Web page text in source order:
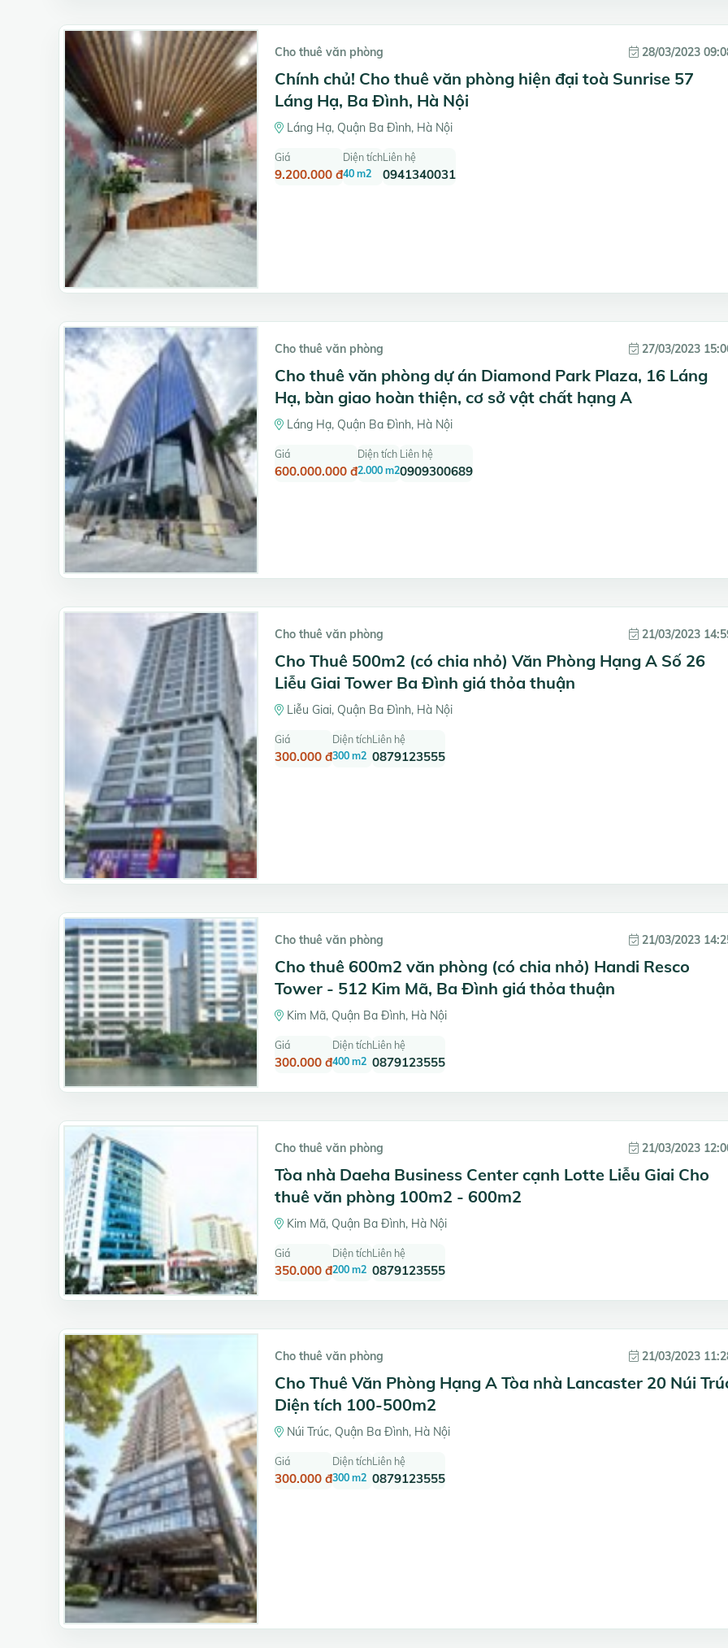
Cho thuê văn phòng 28/03/2023
Chính chủ! Cho thuê văn phòng hiện đại toà Sunrise 57
Láng Hạ, Ba Đình, Hà Nội
Láng Hạ, Quận Ba Đình, Hà Nội
Giá
9.200.000 đ
Diện tích
40 m2
Liên hệ
0941340031
Cho thuê văn phòng 27/03/2023
Cho thuê văn phòng dự án Diamond Park Plaza, 16 Láng
Hạ, bàn giao hoàn thiện, cơ sở vật chất hạng A
Láng Hạ, Quận Ba Đình, Hà Nội
Giá
600.000.000 đ
Diện tích
2.000 m2
Liên hệ
0909300689
Cho thuê văn phòng 21/03/2023
Cho Thuê 500m2 (có chia nhỏ) Văn Phòng Hạng A Số 26
Liễu Giai Tower Ba Đình giá thỏa thuận
Liễu Giai, Quận Ba Đình, Hà Nội
Giá
300.000 đ
Diện tích
300 m2
Liên hệ
0879123555
Cho thuê văn phòng 21/03/2023
Cho thuê 600m2 văn phòng (có chia nhỏ) Handi Resco
Tower - 512 Kim Mã, Ba Đình giá thỏa thuận
Kim Mã, Quận Ba Đình, Hà Nội
Giá
300.000 đ
Diện tích
400 m2
Liên hệ
0879123555
Cho thuê văn phòng 21/03/2023
Tòa nhà Daeha Business Center cạnh Lotte Liễu Giai Cho
thuê văn phòng 100m2 - 600m2
Kim Mã, Quận Ba Đình, Hà Nội
Giá
350.000 đ
Diện tích
200 m2
Liên hệ
0879123555
Cho thuê văn phòng 21/03/2023
Cho Thuê Văn Phòng Hạng A Tòa nhà Lancaster 20 Núi
Diện tích 100-500m2
Núi Trúc, Quận Ba Đình, Hà Nội
Giá
300.000 đ
Diện tích
300 m2
Liên hệ
0879123555